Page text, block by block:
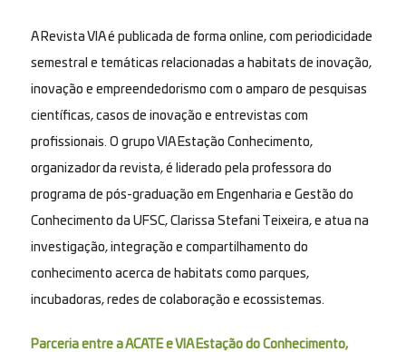
A Revista VIA é publicada de forma online, com periodicidade
semestral e temáticas relacionadas a habitats de inovação,
inovação e empreendedorismo com o amparo de pesquisas
científicas, casos de inovação e entrevistas com
profissionais. O grupo VIA Estação Conhecimento,
organizador da revista, é liderado pela professora do
programa de pós-graduação em Engenharia e Gestão do
Conhecimento da UFSC, Clarissa Stefani Teixeira, e atua na
investigação, integração e compartilhamento do
conhecimento acerca de habitats como parques,
incubadoras, redes de colaboração e ecossistemas.
Parceria entre a ACATE e VIA Estação do Conhecimento,